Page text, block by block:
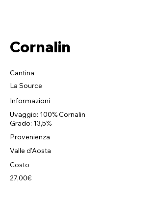
Cornalin
Cantina
La Source
Informazioni
Uvaggio: 100% Cornalin
Grado: 13,5%
Provenienza
Valle d'Aosta
Costo
27,00€